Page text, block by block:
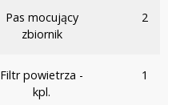
Pas mocujący
zbiornik
2
Filtr powietrza -
kpl.
1